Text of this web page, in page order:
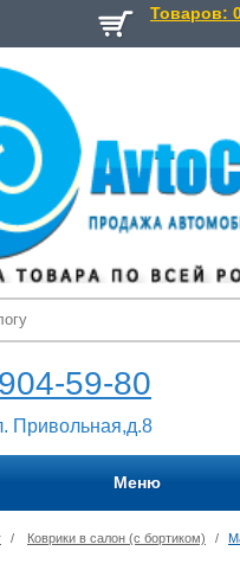
Товаров:
59-80
Привольная,д.8
Меню
/ Коврики в салон (с бортиком) /